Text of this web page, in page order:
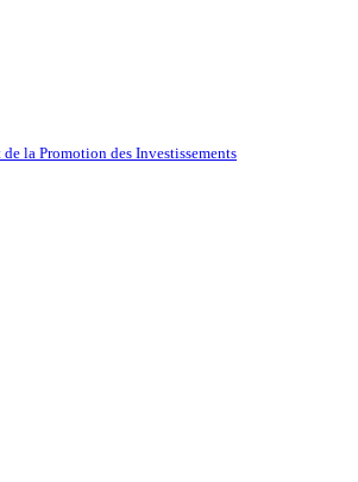
la Promotion des Investissements